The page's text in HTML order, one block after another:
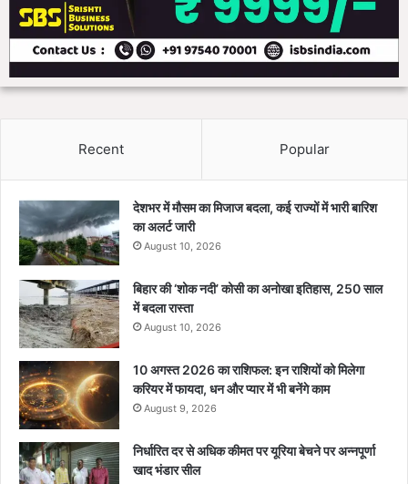
Recent Popular
देशभर में मौसम का मिजाज बदला, कई राज्यों में भारी बारिश
का अलर्ट जारी
August 10, 2026
बिहार की ‘शोक नदी’ कोसी का अनोखा इतिहास, 250 साल
में बदला रास्ता
August 10, 2026
10 अगस्त 2026 का राशिफल: इन राशियों को मिलेगा
करियर में फायदा, धन और प्यार में भी बनेंगे काम
August 9, 2026
निर्धारित दर से अधिक कीमत पर यूरिया बेचने पर अन्नपूर्णा
खाद भंडार सील